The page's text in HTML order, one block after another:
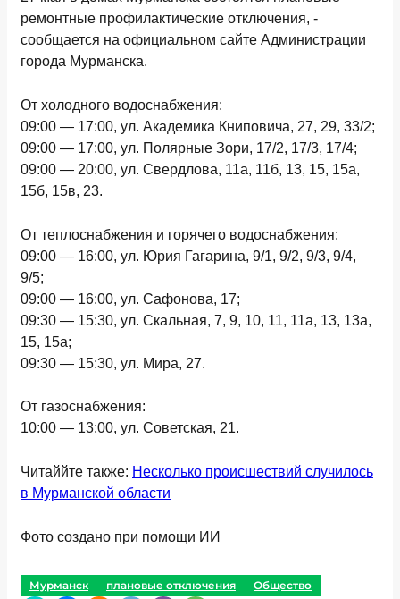
ремонтные профилактические отключения, -
сообщается на официальном сайте Администрации
города Мурманска.
От холодного водоснабжения:
09:00 — 17:00, ул. Академика Книповича, 27, 29, 33/2;
09:00 — 17:00, ул. Полярные Зори, 17/2, 17/3, 17/4;
09:00 — 20:00, ул. Свердлова, 11а, 11б, 13, 15, 15а,
15б, 15в, 23.
От теплоснабжения и горячего водоснабжения:
09:00 — 16:00, ул. Юрия Гагарина, 9/1, 9/2, 9/3, 9/4,
9/5;
09:00 — 16:00, ул. Сафонова, 17;
09:30 — 15:30, ул. Скальная, 7, 9, 10, 11, 11а, 13, 13а,
15, 15а;
09:30 — 15:30, ул. Мира, 27.
От газоснабжения:
10:00 — 13:00, ул. Советская, 21.
Читаййте также: Несколько происшествий случилось
в Мурманской области
Фото создано при помощи ИИ
Мурманск плановые отключения Общество